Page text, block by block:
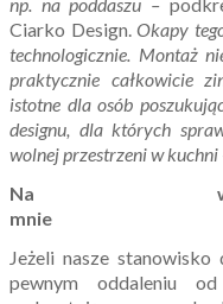
Ciarko Design.Okapy
technologicznie. Montaż
praktycznie całkowicie
istotne dla osób
designu, dla których
wolnej przestrzeni w kuchni
Na
Jeżeli nasze
pewnym oddaleniu